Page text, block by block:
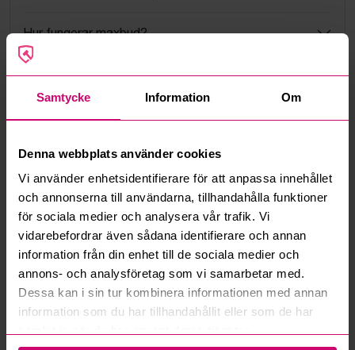
Samtycke Information Om
Denna webbplats använder cookies
Vi använder enhetsidentifierare för att anpassa innehållet
och annonserna till användarna, tillhandahålla funktioner
för sociala medier och analysera vår trafik. Vi
vidarebefordrar även sådana identifierare och annan
information från din enhet till de sociala medier och
annons- och analysföretag som vi samarbetar med.
Dessa kan i sin tur kombinera informationen med annan
information som du har tillhandahållit eller som de har
Hur fungerar maxbud?
Hur fungerar budmotorn?
Kan jag ångra ett bud?
Kan ni frakta mina vunna objekt?
Läs fler frågor och svar
Mer från samma kategori